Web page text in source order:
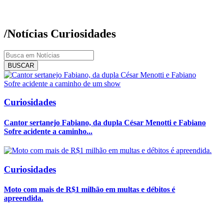
/Notícias Curiosidades
BUSCAR
Curiosidades
Cantor sertanejo Fabiano, da dupla César Menotti e Fabiano
Sofre acidente a caminho...
Curiosidades
Moto com mais de R$1 milhão em multas e débitos é
apreendida.